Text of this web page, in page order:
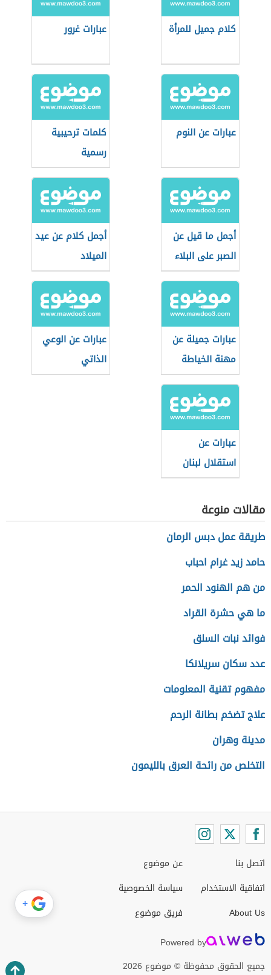
كلام جميل للمرأة عبارات غرور
عبارات عن النوم
كلمات ترحيبية
رسمية
أجمل ما قيل عن
الصبر على البلاء
أجمل كلام عن عيد
الميلاد
عبارات جميلة عن
مهنة الخياطة
عبارات عن الوعي
الذاتي
عبارات عن
استقلال لبنان
مقالات منوعة
طريقة عمل دبس الرمان
حامد زيد غرام احباب
من هم الهنود الحمر
ما هي حشرة القراد
فوائد نبات السلق
عدد سكان سريلانكا
مفهوم تقنية المعلومات
علاج تضخم بطانة الرحم
مدينة وهران
التخلص من رائحة العرق بالليمون
اتصل بنا
اتفاقية الاستخدام
About Us
عن موضوع
سياسة الخصوصية
فريق موضوع
Powered by
جميع الحقوق محفوظة © موضوع 2026
+